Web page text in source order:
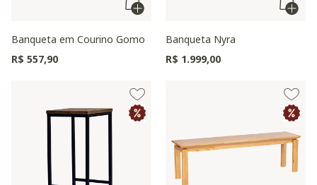
Banqueta em Courino Gomo
R$ 557,90
Banqueta Nyra
R$ 1.999,00